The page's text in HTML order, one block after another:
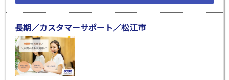
長期／カスタマーサポート／松江市